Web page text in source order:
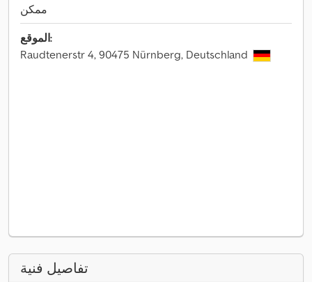
ممكن
الموقع:
Raudtenerstr 4, 90475 Nürnberg, Deutschland
تفاصيل فنية